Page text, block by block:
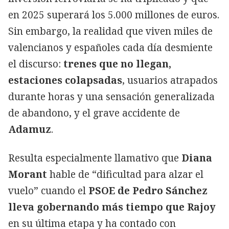
en 2025 superará los 5.000 millones de euros.
Sin embargo, la realidad que viven miles de
valencianos y españoles cada día desmiente
el discurso: trenes que no llegan,
estaciones colapsadas, usuarios atrapados
durante horas y una sensación generalizada
de abandono, y el grave accidente de
Adamuz.
Resulta especialmente llamativo que Diana
Morant hable de “dificultad para alzar el
vuelo” cuando el PSOE de Pedro Sánchez
lleva gobernando más tiempo que Rajoy
en su última etapa y ha contado con